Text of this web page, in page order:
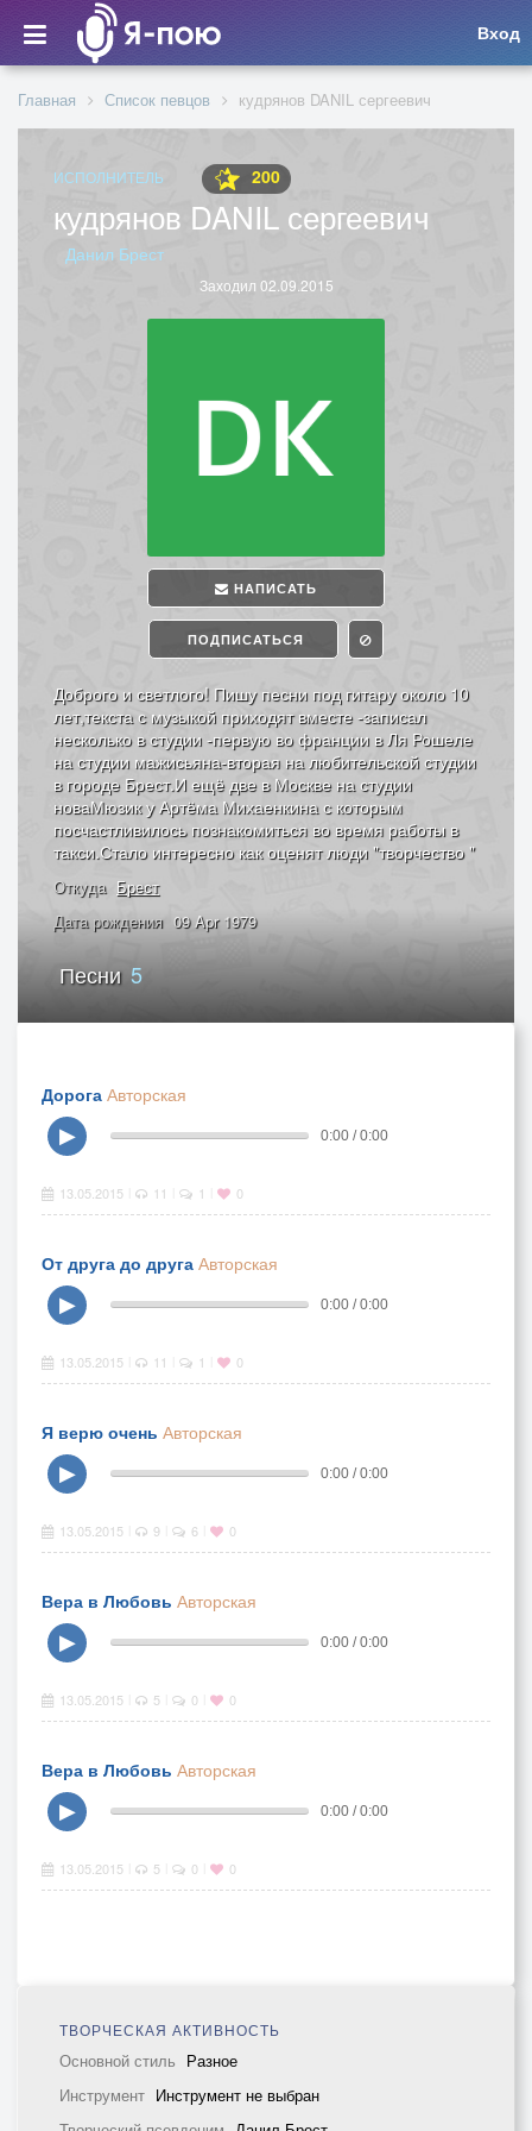
Вход
Главная Список певцов кудрянов DANIL сергеевич
ИСПОЛНИТЕЛЬ 200
кудрянов DANIL сергеевич
Данил Брест
Заходил 02.09.2015
НАПИСАТЬ
ПОДПИСАТЬСЯ
Доброго и светлого! Пишу песни под гитару около 10
лет,текста с музыкой приходят вместе -записал
несколько в студии -первую во франции в Ля Рошеле
на студии мажисьяна-вторая на любительской студии
в городе Брест.И ещё две в Москве на студии
новаМюзик у Артёма Михаенкина с которым
посчастливилось познакомиться во время работы в
такси.Стало интересно как оценят люди "творчество "
Откуда Брест
Дата рождения 09 Apr 1979
Песни 5
Дорога Авторская
▶
0:00 / 0:00
13.05.2015 11 1 0
От друга до друга Авторская
▶
0:00 / 0:00
13.05.2015 11 1 0
Я верю очень Авторская
▶
0:00 / 0:00
13.05.2015 9 6 0
Вера в Любовь Авторская
▶
0:00 / 0:00
13.05.2015 5 0 0
Вера в Любовь Авторская
▶
0:00 / 0:00
13.05.2015 5 0 0
ТВОРЧЕСКАЯ АКТИВНОСТЬ
Основной стиль Разное
Инструмент Инструмент не выбран